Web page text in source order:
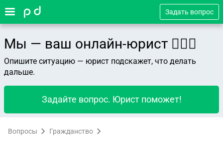
Задать вопрос
Мы — ваш онлайн-юрист 👨🏻‍⚖️
Опишите ситуацию — юрист подскажет, что делать
дальше.
Задайте вопрос. Юрист поможет!
Вопросы Гражданство